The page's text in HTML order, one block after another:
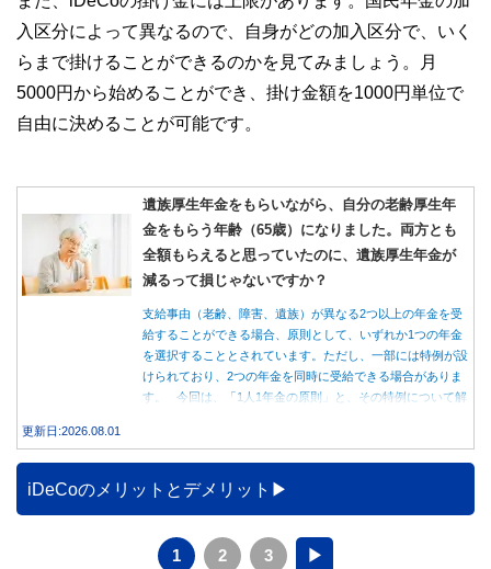
入区分によって異なるので、自身がどの加入区分で、いく
らまで掛けることができるのかを見てみましょう。月
5000円から始めることができ、掛け金額を1000円単位で
自由に決めることが可能です。
遺族厚生年金をもらいながら、自分の老齢厚生年
金をもらう年齢（65歳）になりました。両方とも
全額もらえると思っていたのに、遺族厚生年金が
減るって損じゃないですか？
支給事由（老齢、障害、遺族）が異なる2つ以上の年金を受
給することができる場合、原則として、いずれか1つの年金
を選択することとされています。ただし、一部には特例が設
けられており、2つの年金を同時に受給できる場合がありま
す。 今回は、「1人1年金の原則」と、その特例について解
更新日:2026.08.01
iDeCoのメリットとデメリット
1 2 3 ▶